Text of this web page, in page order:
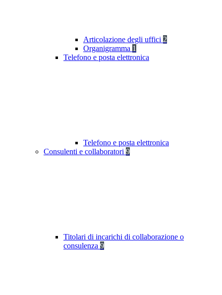
Articolazione degli uffici 2
Organigramma 1
Telefono e posta elettronica
Telefono e posta elettronica
Consulenti e collaboratori 9
Titolari di incarichi di collaborazione o
consulenza 9